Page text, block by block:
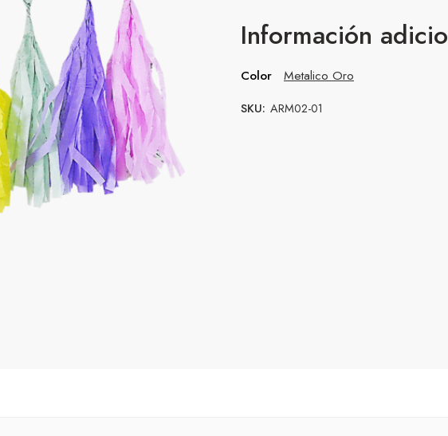
Información
Color Metalico Oro
SKU: ARM02-01